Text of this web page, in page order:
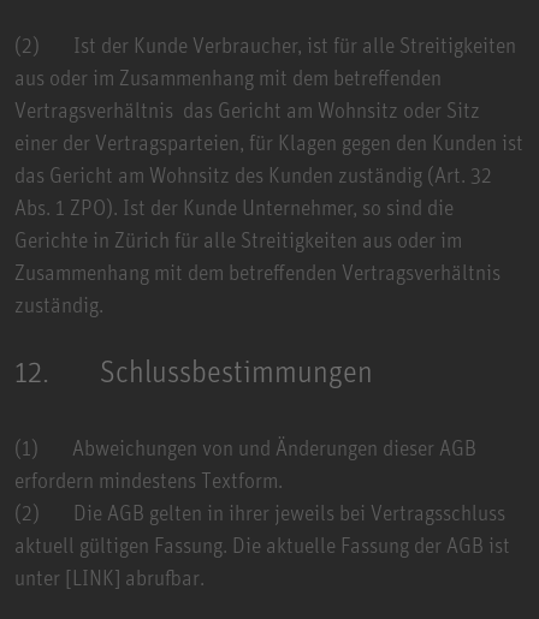
(2) Ist der Kunde Verbraucher, ist für alle Streitigkeiten
aus oder im Zusammenhang mit dem betreffenden
Vertragsverhältnis das Gericht am Wohnsitz oder Sitz
einer der Vertragsparteien, für Klagen gegen den Kunden ist
das Gericht am Wohnsitz des Kunden zuständig (Art. 32
Abs. 1 ZPO). Ist der Kunde Unternehmer, so sind die
Gerichte in Zürich für alle Streitigkeiten aus oder im
Zusammenhang mit dem betreffenden Vertragsverhältnis
zuständig.
12. Schlussbestimmungen
(1) Abweichungen von und Änderungen dieser AGB
erfordern mindestens Textform.
(2) Die AGB gelten in ihrer jeweils bei Vertragsschluss
aktuell gültigen Fassung. Die aktuelle Fassung der AGB ist
unter [LINK] abrufbar.